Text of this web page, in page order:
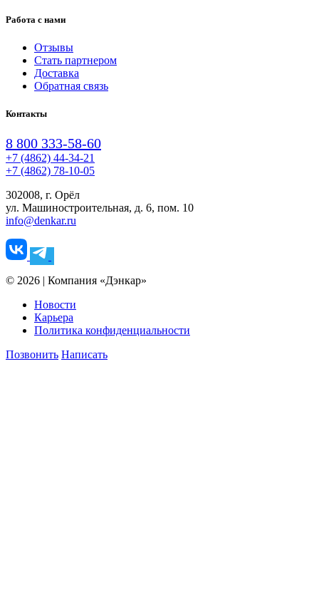
Работа с нами
Отзывы
Стать партнером
Доставка
Обратная связь
Контакты
8 800 333-58-60
+7 (4862) 44-34-21
+7 (4862) 78-10-05
302008, г. Орёл
ул. Машиностроительная, д. 6, пом. 10
info@denkar.ru
© 2026 | Компания «Дэнкар»
Новости
Карьера
Политика конфиденциальности
Позвонить Написать